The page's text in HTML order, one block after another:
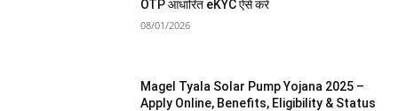
OTP आधारित eKYC ऐसे करें
08/01/2026
Magel Tyala Solar Pump Yojana 2025 –
Apply Online, Benefits, Eligibility & Status